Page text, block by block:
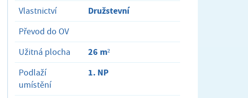
Vlastnictví Družstevní
Převod do OV
Užitná plocha
26 m²
Podlaží
umístění
1. NP